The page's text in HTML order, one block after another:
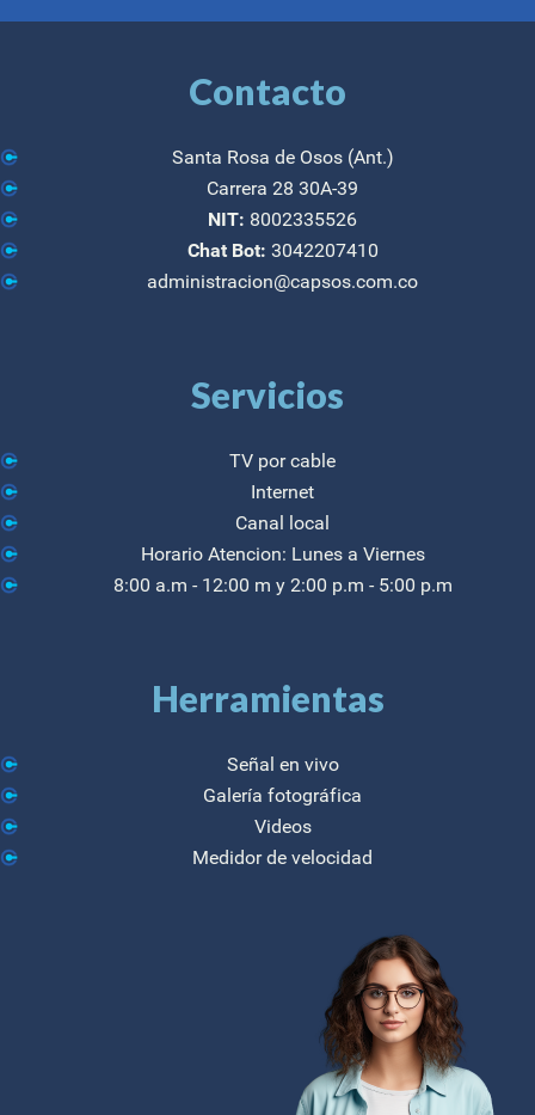
Contacto
Santa Rosa de Osos (Ant.)
Carrera 28 30A-39
NIT: 8002335526
Chat Bot: 3042207410
administracion@capsos.com.co
Servicios
TV por cable
Internet
Canal local
Horario Atencion: Lunes a Viernes
8:00 a.m - 12:00 m y 2:00 p.m - 5:00 p.m
Herramientas
Señal en vivo
Galería fotográfica
Videos
Medidor de velocidad